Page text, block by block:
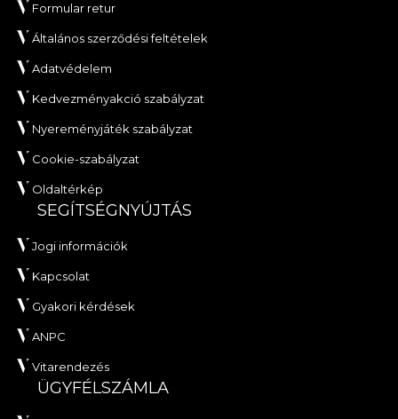
Formular retur
Általános szerződési feltételek
Adatvédelem
Kedvezményakció szabályzat
Nyereményjáték szabályzat
Cookie-szabályzat
Oldaltérkép
SEGÍTSÉGNYÚJTÁS
Jogi információk
Kapcsolat
Gyakori kérdések
ANPC
Vitarendezés
ÜGYFÉLSZÁMLA